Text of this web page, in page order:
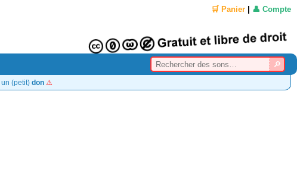
🛒 Panier 👤 Compte
un (petit) don ⚠️